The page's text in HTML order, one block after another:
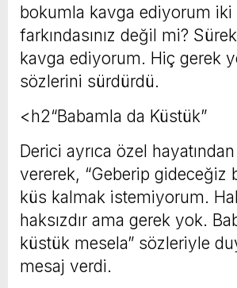
bokumla kavga ediyorum iki
farkındasınız değil mi?
kavga ediyorum. Hiç gerek
sözlerini sürdürdü.
<h2“Babamla da Küstük”
Derici ayrıca özel
vererek, “Geberip gideceğiz
küs kalmak istemiyorum.
haksızdır ama gerek yok.
küstük mesela” sözleriyle
mesaj verdi.